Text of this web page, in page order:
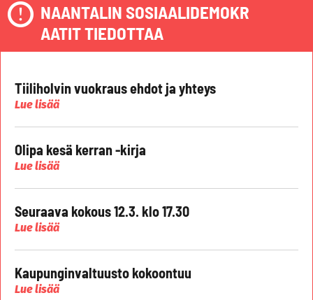
NAANTALIN SOSIAALIDEMOKR
AATIT TIEDOTTAA
Tiiliholvin vuokraus ehdot ja yhteys
Lue lisää
Olipa kesä kerran -kirja
Lue lisää
Seuraava kokous 12.3. klo 17.30
Lue lisää
Kaupunginvaltuusto kokoontuu
Lue lisää